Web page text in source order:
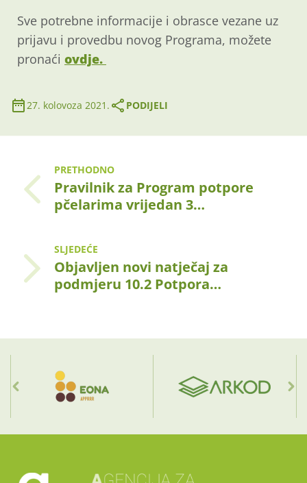
Sve potrebne informacije i obrasce vezane uz
prijavu i provedbu novog Programa, možete
pronaći ovdje.
27. kolovoza 2021. PODIJELI
PRETHODNO
Pravilnik za Program potpore
pčelarima vrijedan 3…
SLJEDEĆE
Objavljen novi natječaj za
podmjeru 10.2 Potpora…